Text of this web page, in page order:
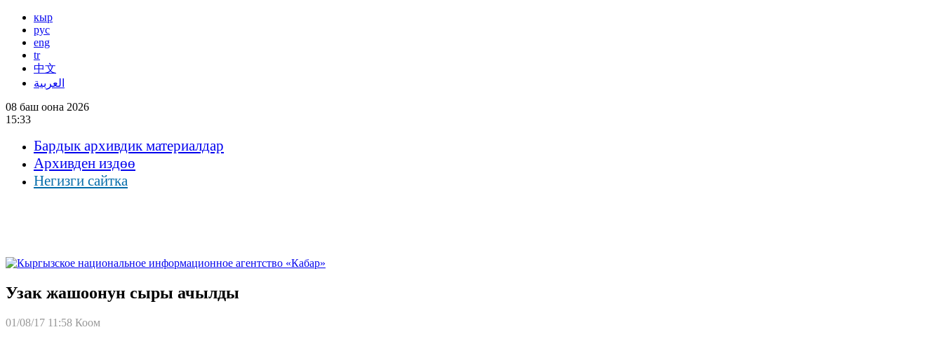
кыр
рус
eng
tr
中文
العربية
08 баш оона 2026
15:33
Бардык архивдик материалдар
Архивден издөө
Негизги сайтка
Узак жашоонун сыры ачылды
01/08/17 11:58 Коом